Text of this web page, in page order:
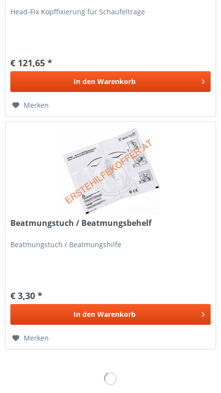
Head-Fix Kopffixierung für Schaufeltrage
€ 121,65 *
In den Warenkorb
Merken
Beatmungstuch / Beatmungsbehelf
Beatmungstuch / Beatmungshilfe
€ 3,30 *
In den Warenkorb
Merken